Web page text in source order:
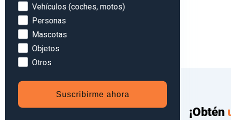
Filtrar
¡Obtén
Devices
Vehículos (coches, motos)
Personas
Mascotas
Objetos
Otros
Suscribirme ahora